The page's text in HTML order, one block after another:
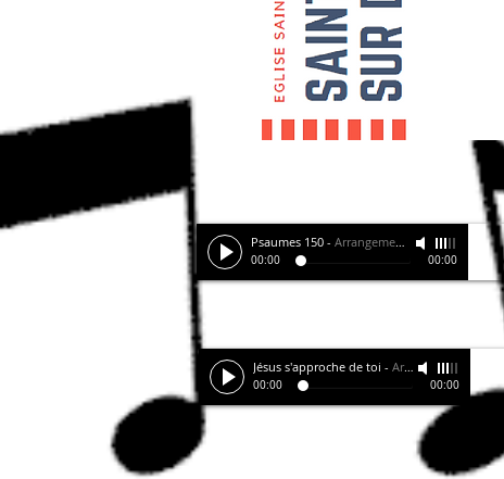
Psaumes 150 - Arrangements JP N
00:00 00:00
Jésus s'approche de toi - Arrgts JP N
00:00 00:00